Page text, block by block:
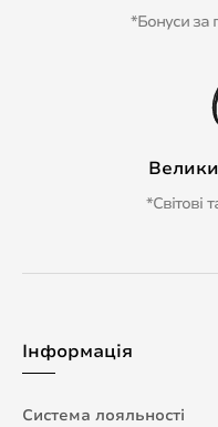
*Бонуси за
*Світові
Інформація
Система лояльності